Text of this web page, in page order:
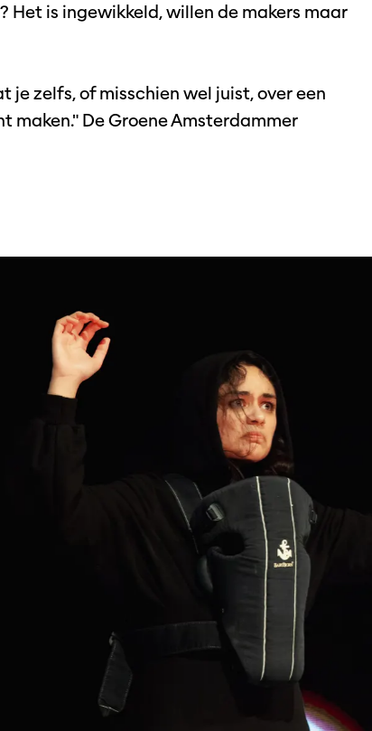
Het is ingewikkeld, willen de makers maar
je zelfs, of misschien wel juist, over een
maken." De Groene Amsterdammer